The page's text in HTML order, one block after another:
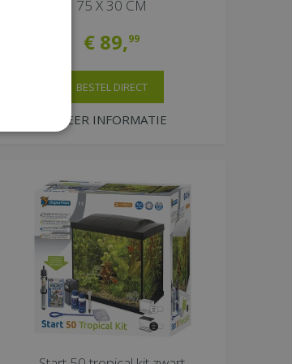
75 X 30 CM
€ 89,99
MEER INFORMATIE
BESTEL DIRECT